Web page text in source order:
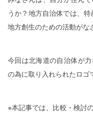
うか？地方自治体では、特
地方創生のための活動がな
今回は北海道の自治体が
の為に取り入れられたロゴ
※本記事では、比較・検討